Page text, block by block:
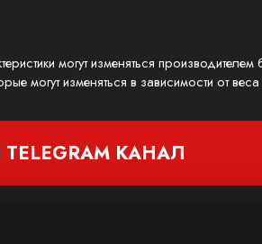
могут изменяться
могут изменяться в зависимости от
TELEGRAM КАНАЛ